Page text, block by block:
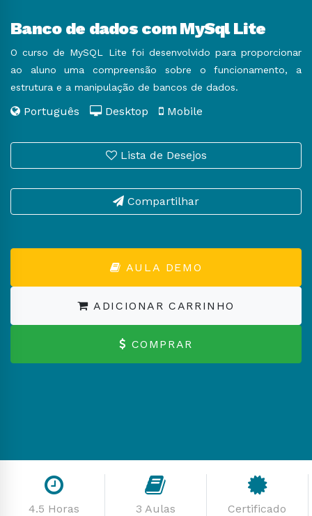
Banco de dados com MySql Lite
O curso de MySQL Lite foi desenvolvido para proporcionar
ao aluno uma compreensão sobre o funcionamento, a
estrutura e a manipulação de bancos de dados.
Português Desktop Mobile
Lista de Desejos
Compartilhar
AULA DEMO
ADICIONAR CARRINHO
COMPRAR
4.5 Horas 3 Aulas Certificado